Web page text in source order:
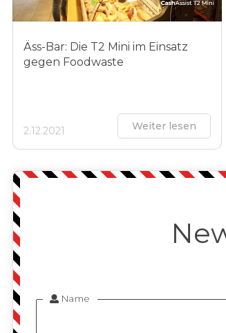
Äss-Bar: Die T2 Mini im Einsatz
gegen Foodwaste
2.12.2021 Weiter lesen
 Name